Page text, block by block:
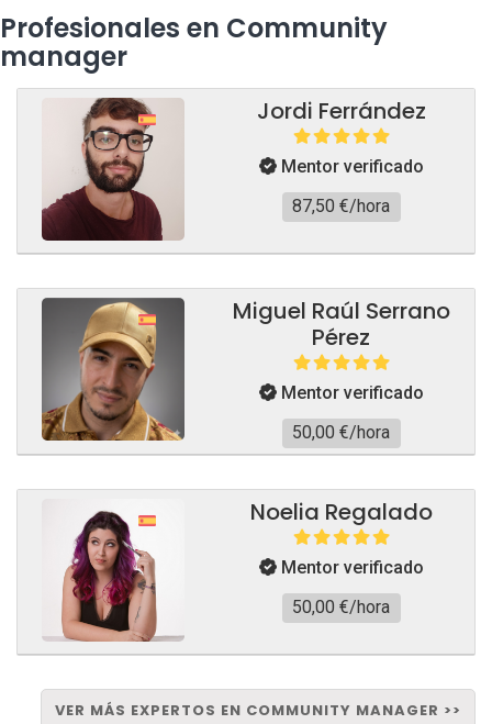
Profesionales en Community
manager
Jordi Ferrández
Mentor verificado
87,50 €/hora
Miguel Raúl Serrano
Pérez
Mentor verificado
50,00 €/hora
Noelia Regalado
Mentor verificado
50,00 €/hora
VER MÁS EXPERTOS EN COMMUNITY MANAGER >>